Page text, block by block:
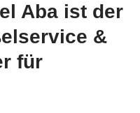
Aba ist der
&
für